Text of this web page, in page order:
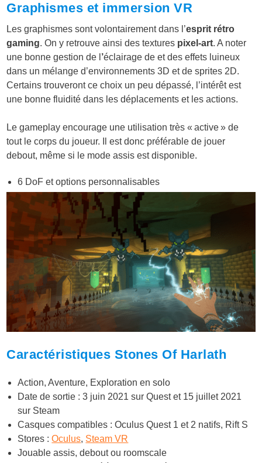
Graphismes et immersion VR
Les graphismes sont volontairement dans l’esprit rétro
gaming. On y retrouve ainsi des textures pixel-art. A noter
une bonne gestion de l ’éclairage de et des effets luineux
dans un mélange d’environnements 3D et de sprites 2D.
Certains trouveront ce choix un peu dépassé, l’intérêt est
une bonne fluidité dans les déplacements et les actions.
Le gameplay encourage une utilisation très « active » de
tout le corps du joueur. Il est donc préférable de jouer
debout, même si le mode assis est disponible.
6 DoF et options personnalisables
Caractéristiques Stones Of Harlath
Action, Aventure, Exploration en solo
Date de sortie : 3 juin 2021 sur Quest et 15 juillet 2021
sur Steam
Casques compatibles : Oculus Quest 1 et 2 natifs, Rift S
Stores :Oculus, Steam VR
Jouable assis, debout ou roomscale